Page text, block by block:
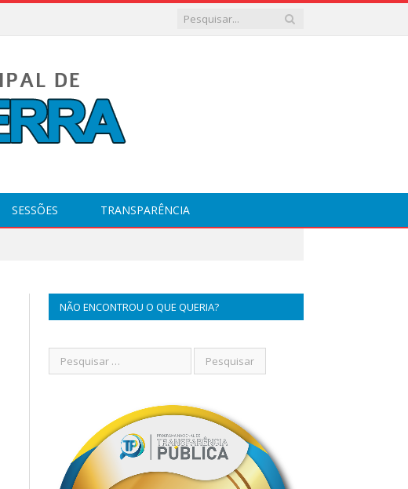
SESSÕES TRANSPARÊNCIA
NÃO ENCONTROU O QUE QUERIA?